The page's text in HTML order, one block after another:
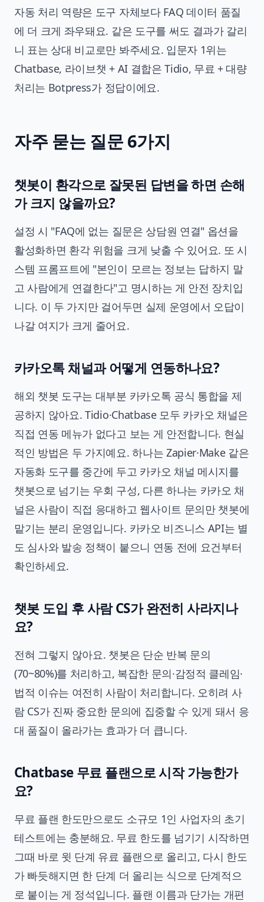
자동 처리 역량은 도구 자체보다 FAQ 데이터 품질
에 더 크게 좌우돼요. 같은 도구를 써도 결과가 갈리
니 표는 상대 비교로만 봐주세요. 입문자 1위는
Chatbase, 라이브챗 + AI 결합은 Tidio, 무료 + 대량
처리는 Botpress가 정답이에요.
자주 묻는 질문 6가지
챗봇이 환각으로 잘못된 답변을 하면 손해
가 크지 않을까요?
설정 시 "FAQ에 없는 질문은 상담원 연결" 옵션을
활성화하면 환각 위험을 크게 낮출 수 있어요. 또 시
스템 프롬프트에 "본인이 모르는 정보는 답하지 말
고 사람에게 연결한다"고 명시하는 게 안전 장치입
니다. 이 두 가지만 걸어두면 실제 운영에서 오답이
나갈 여지가 크게 줄어요.
카카오톡 채널과 어떻게 연동하나요?
해외 챗봇 도구는 대부분 카카오톡 공식 통합을 제
공하지 않아요. Tidio·Chatbase 모두 카카오 채널은
직접 연동 메뉴가 없다고 보는 게 안전합니다. 현실
적인 방법은 두 가지예요. 하나는 Zapier·Make 같은
자동화 도구를 중간에 두고 카카오 채널 메시지를
챗봇으로 넘기는 우회 구성, 다른 하나는 카카오 채
널은 사람이 직접 응대하고 웹사이트 문의만 챗봇에
맡기는 분리 운영입니다. 카카오 비즈니스 API는 별
도 심사와 발송 정책이 붙으니 연동 전에 요건부터
확인하세요.
챗봇 도입 후 사람 CS가 완전히 사라지나
요?
전혀 그렇지 않아요. 챗봇은 단순 반복 문의
(70~80%)를 처리하고, 복잡한 문의·감정적 클레임·
법적 이슈는 여전히 사람이 처리합니다. 오히려 사
람 CS가 진짜 중요한 문의에 집중할 수 있게 돼서 응
대 품질이 올라가는 효과가 더 큽니다.
Chatbase 무료 플랜으로 시작 가능한가
요?
무료 플랜 한도만으로도 소규모 1인 사업자의 초기
테스트에는 충분해요. 무료 한도를 넘기기 시작하면
그때 바로 윗 단계 유료 플랜으로 올리고, 다시 한도
가 빠듯해지면 한 단계 더 올리는 식으로 단계적으
로 붙이는 게 정석입니다. 플랜 이름과 단가는 개편